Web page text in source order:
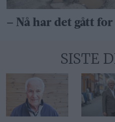
– Nå har det gått
SISTE